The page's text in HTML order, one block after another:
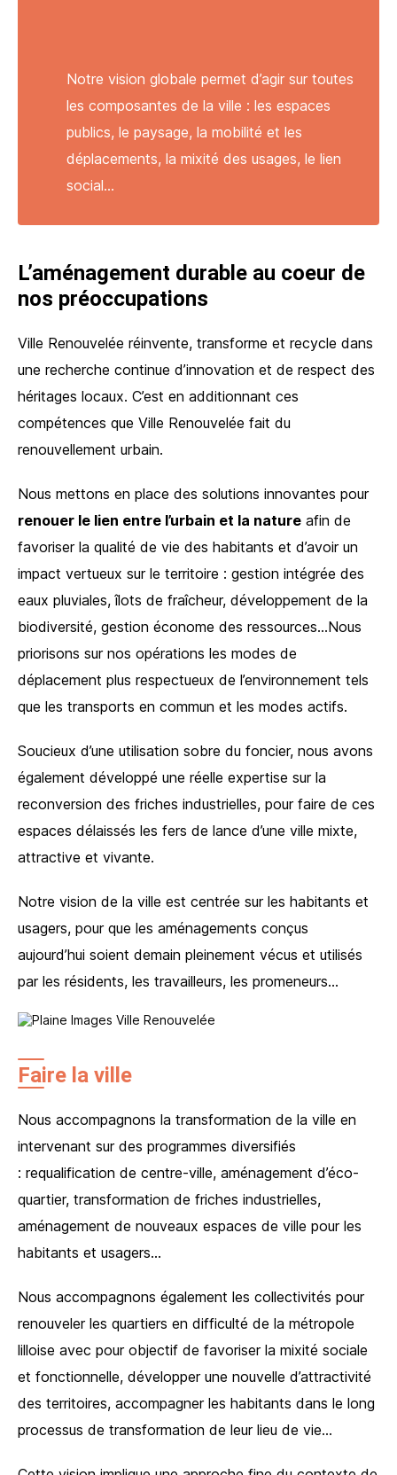
Notre vision globale permet d’agir sur toutes
les composantes de la ville : les espaces
publics, le paysage, la mobilité et les
déplacements, la mixité des usages, le lien
social…
L’aménagement durable au coeur de
nos préoccupations
Ville Renouvelée réinvente, transforme et recycle dans
une recherche continue d’innovation et de respect des
héritages locaux. C’est en additionnant ces
compétences que Ville Renouvelée fait du
renouvellement urbain.
Nous mettons en place des solutions innovantes pour
renouer le lien entre l’urbain et la nature afin de
favoriser la qualité de vie des habitants et d’avoir un
impact vertueux sur le territoire : gestion intégrée des
eaux pluviales, îlots de fraîcheur, développement de la
biodiversité, gestion économe des ressources…Nous
priorisons sur nos opérations les modes de
déplacement plus respectueux de l’environnement tels
que les transports en commun et les modes actifs.
Soucieux d’une utilisation sobre du foncier, nous avons
également développé une réelle expertise sur la
reconversion des friches industrielles, pour faire de ces
espaces délaissés les fers de lance d’une ville mixte,
attractive et vivante.
Notre vision de la ville est centrée sur les habitants et
usagers, pour que les aménagements conçus
aujourd’hui soient demain pleinement vécus et utilisés
par les résidents, les travailleurs, les promeneurs…
Faire la ville
Nous accompagnons la transformation de la ville en
intervenant sur des programmes diversifiés
: requalification de centre-ville, aménagement d’éco-
quartier, transformation de friches industrielles,
aménagement de nouveaux espaces de ville pour les
habitants et usagers…
Nous accompagnons également les collectivités pour
renouveler les quartiers en difficulté de la métropole
lilloise avec pour objectif de favoriser la mixité sociale
et fonctionnelle, développer une nouvelle d’attractivité
des territoires, accompagner les habitants dans le long
processus de transformation de leur lieu de vie…